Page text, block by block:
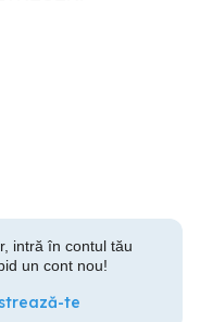
intră în contul tău
un cont nou!
te